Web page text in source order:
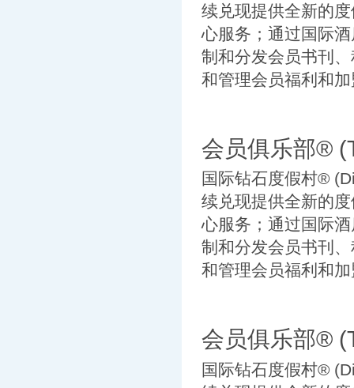
续兑现提供全新的
心服务；通过国际
制和分发会员书刊
和管理会员福利和
会员俱乐部®
国际钻石度假村®
续兑现提供全新的
心服务；通过国际
制和分发会员书刊
和管理会员福利和
会员俱乐部®
国际钻石度假村®